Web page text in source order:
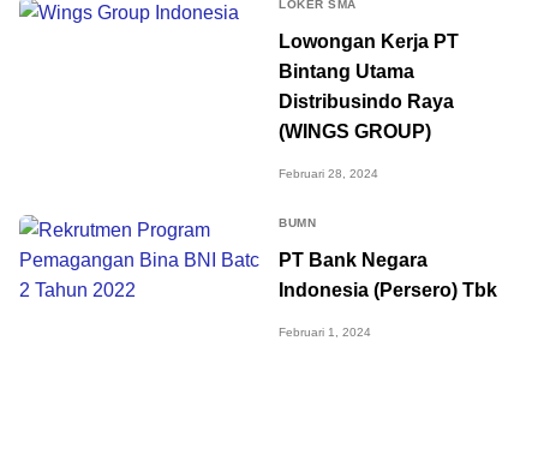
LOKER SMA
Lowongan Kerja PT
Bintang Utama
Distribusindo Raya
(WINGS GROUP)
Februari 28, 2024
BUMN
PT Bank Negara
Indonesia (Persero) Tbk
Februari 1, 2024